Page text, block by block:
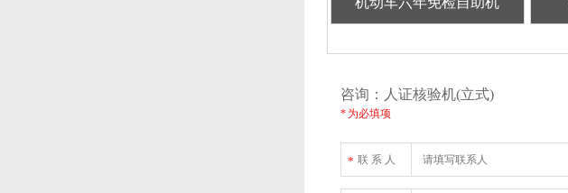
咨询：人证核验机(立式)
* 为必填项
* 联 系 人